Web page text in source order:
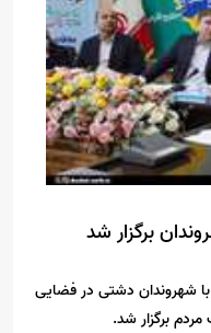
برگزار شد
با شهروندان دشتی در فضایی
برگزار شد.